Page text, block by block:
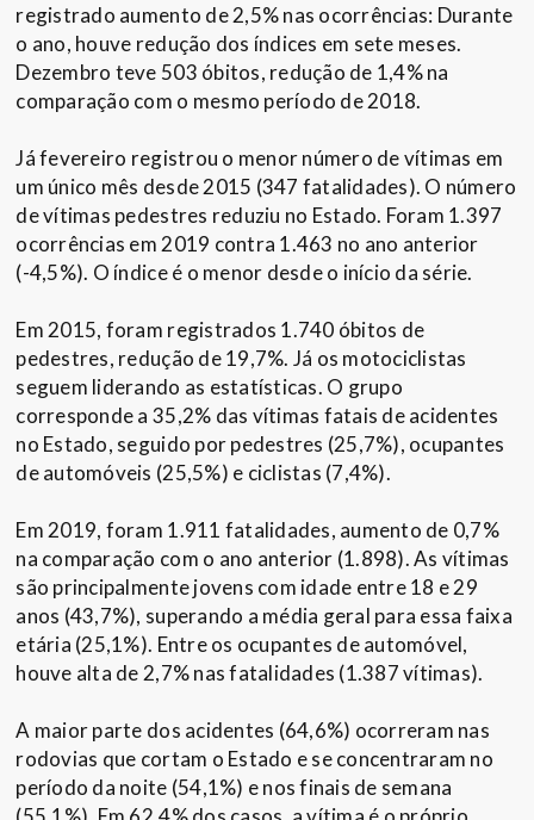
registrado aumento de 2,5% nas ocorrências: Durante
o ano, houve redução dos índices em sete meses.
Dezembro teve 503 óbitos, redução de 1,4% na
comparação com o mesmo período de 2018.
Já fevereiro registrou o menor número de vítimas em
um único mês desde 2015 (347 fatalidades). O número
de vítimas pedestres reduziu no Estado. Foram 1.397
ocorrências em 2019 contra 1.463 no ano anterior
(-4,5%). O índice é o menor desde o início da série.
Em 2015, foram registrados 1.740 óbitos de
pedestres, redução de 19,7%. Já os motociclistas
seguem liderando as estatísticas. O grupo
corresponde a 35,2% das vítimas fatais de acidentes
no Estado, seguido por pedestres (25,7%), ocupantes
de automóveis (25,5%) e ciclistas (7,4%).
Em 2019, foram 1.911 fatalidades, aumento de 0,7%
na comparação com o ano anterior (1.898). As vítimas
são principalmente jovens com idade entre 18 e 29
anos (43,7%), superando a média geral para essa faixa
etária (25,1%). Entre os ocupantes de automóvel,
houve alta de 2,7% nas fatalidades (1.387 vítimas).
A maior parte dos acidentes (64,6%) ocorreram nas
rodovias que cortam o Estado e se concentraram no
período da noite (54,1%) e nos finais de semana